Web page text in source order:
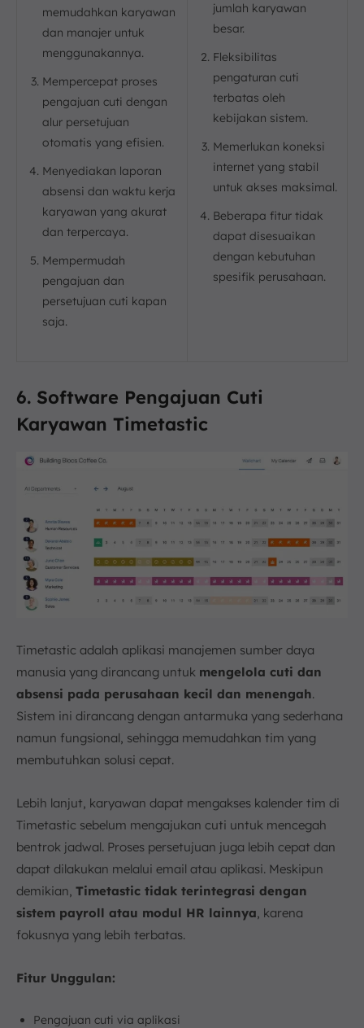
memudahkan karyawan
dan manajer untuk
menggunakannya.
Mempercepat proses
pengajuan cuti dengan
alur persetujuan
otomatis yang efisien.
Menyediakan laporan
absensi dan waktu kerja
karyawan yang akurat
dan terpercaya.
Mempermudah
pengajuan dan
persetujuan cuti kapan
saja.
jumlah karyawan
besar.
Fleksibilitas
pengaturan cuti
terbatas oleh
kebijakan sistem.
Memerlukan koneksi
internet yang stabil
untuk akses maksimal.
Beberapa fitur tidak
dapat disesuaikan
dengan kebutuhan
spesifik perusahaan.
6. Software Pengajuan Cuti
Karyawan Timetastic
Timetastic adalah aplikasi manajemen sumber daya
manusia yang dirancang untuk mengelola cuti dan
absensi pada perusahaan kecil dan menengah.
Sistem ini dirancang dengan antarmuka yang sederhana
namun fungsional, sehingga memudahkan tim yang
membutuhkan solusi cepat.
Lebih lanjut, karyawan dapat mengakses kalender tim di
Timetastic sebelum mengajukan cuti untuk mencegah
bentrok jadwal. Proses persetujuan juga lebih cepat dan
dapat dilakukan melalui email atau aplikasi. Meskipun
demikian, Timetastic tidak terintegrasi dengan
sistem payroll atau modul HR lainnya, karena
fokusnya yang lebih terbatas.
Fitur Unggulan:
Pengajuan cuti via aplikasi